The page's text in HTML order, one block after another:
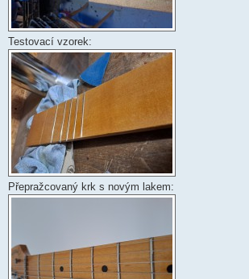
Testovací vzorek:
Přepražcovaný krk s novým lakem: